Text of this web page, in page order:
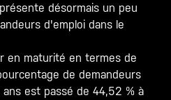
désormais un peu
d'emploi dans le
en maturité en termes de
de demandeurs
est passé de 44,52 % à